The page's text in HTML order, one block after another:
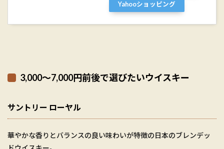
Yahooショッピング
3,000〜7,000円前後で選びたいウイスキー
サントリー ローヤル
華やかな香りとバランスの良い味わいが特徴の日本のブレンデッ